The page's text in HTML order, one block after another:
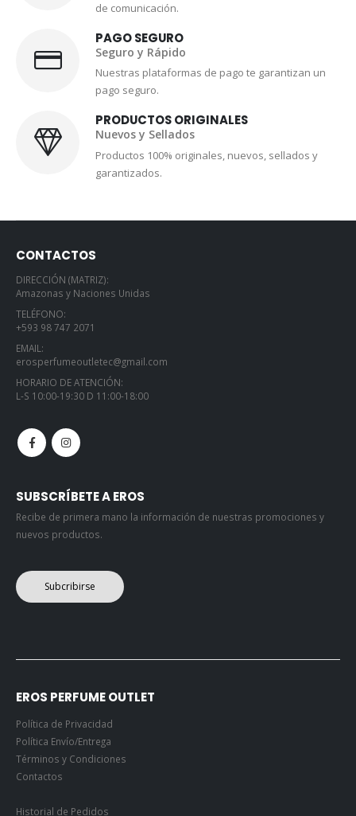
de comunicación.
PAGO SEGURO
Seguro y Rápido
Nuestras plataformas de pago te garantizan un
pago seguro.
PRODUCTOS ORIGINALES
Nuevos y Sellados
Productos 100% originales, nuevos, sellados y
garantizados.
CONTACTOS
DIRECCIÓN (MATRIZ):
Amazonas y Naciones Unidas
TELÉFONO:
+593 98 747 2071
EMAIL:
erosperfumeoutletec@gmail.com
HORARIO DE ATENCIÓN:
L-S 10:00-19:30 D 11:00-18:00
SUBSCRÍBETE A EROS
Recibe de primera mano la información de nuestras promociones y
nuevos productos.
Subcribirse
EROS PERFUME OUTLET
Política de Privacidad
Política Envío/Entrega
Términos y Condiciones
Contactos
Historial de Pedidos